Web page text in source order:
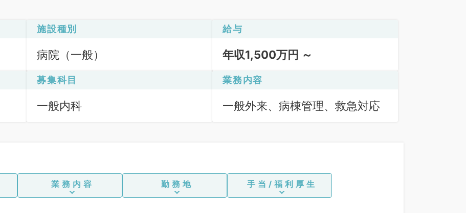
施設種別
病院（一般）
給与
年収1,500万円 ～
募集科目
一般内科
業務内容
一般外来、病棟管理、救急対応
業務内容 勤務地 手当/福利厚生